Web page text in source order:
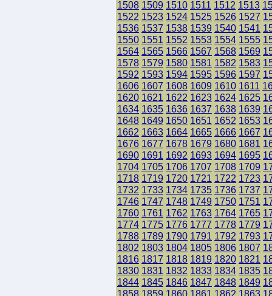
1508 1509 1510 1511 1512 1513
1522 1523 1524 1525 1526 1527
1536 1537 1538 1539 1540 1541
1550 1551 1552 1553 1554 1555
1564 1565 1566 1567 1568 1569
1578 1579 1580 1581 1582 1583
1592 1593 1594 1595 1596 1597
1606 1607 1608 1609 1610 1611
1620 1621 1622 1623 1624 1625
1634 1635 1636 1637 1638 1639
1648 1649 1650 1651 1652 1653
1662 1663 1664 1665 1666 1667
1676 1677 1678 1679 1680 1681
1690 1691 1692 1693 1694 1695
1704 1705 1706 1707 1708 1709
1718 1719 1720 1721 1722 1723
1732 1733 1734 1735 1736 1737
1746 1747 1748 1749 1750 1751
1760 1761 1762 1763 1764 1765
1774 1775 1776 1777 1778 1779
1788 1789 1790 1791 1792 1793
1802 1803 1804 1805 1806 1807
1816 1817 1818 1819 1820 1821
1830 1831 1832 1833 1834 1835
1844 1845 1846 1847 1848 1849
1858 1859 1860 1861 1862 1863